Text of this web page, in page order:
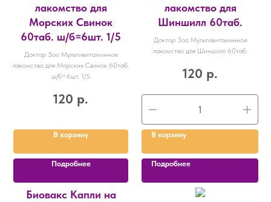
лакомство для
Морских Свинок
60таб. ш/б=6шт. 1/5
Доктор Зоо Мультивитаминное
лакомство для Морских Свинок 60таб.
ш/б=6шт. 1/5
120 р.
В корзину
Подробнее
лакомство для
Шиншилл 60таб.
Доктор Зоо Мультивитаминное
лакомство для Шиншилл 60таб.
120 р.
В корзину
Подробнее
Биовакс Капли на